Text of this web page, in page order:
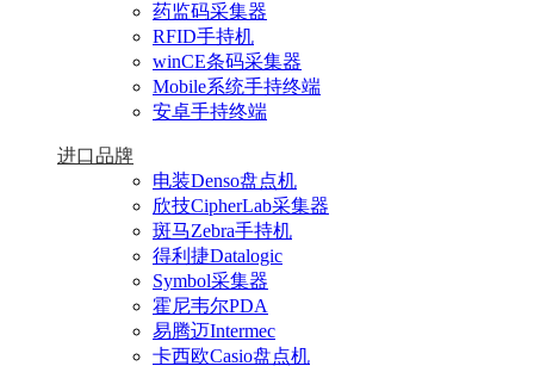
药监码采集器
RFID手持机
winCE条码采集器
Mobile系统手持终端
安卓手持终端
进口品牌
电装Denso盘点机
欣技CipherLab采集器
斑马Zebra手持机
得利捷Datalogic
Symbol采集器
霍尼韦尔PDA
易腾迈Intermec
卡西欧Casio盘点机